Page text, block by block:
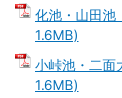
化池・山田池
1.6MB)
小峠池・二面
1.6MB)